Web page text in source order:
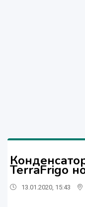
TerraFrigo
13.01.2020, 15:43